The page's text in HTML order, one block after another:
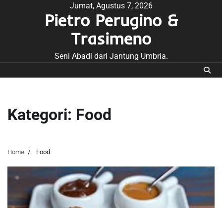
Jumat, Agustus 7, 2026
Pietro Perugino &
Trasimeno
Seni Abadi dari Jantung Umbria.
Kategori: Food
Home Food